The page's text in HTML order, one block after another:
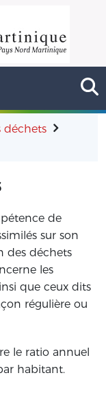
déchets
de
sur son
des déchets
les
que ceux dits
régulière ou
le ratio annuel
habitant.